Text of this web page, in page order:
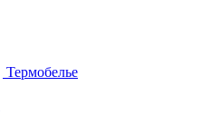
Термобелье